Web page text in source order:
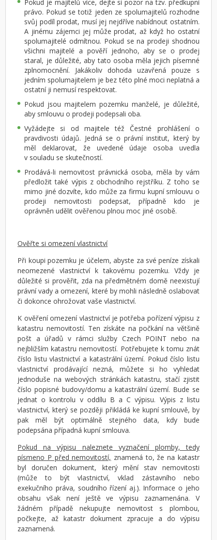
Pokud je majitelů více, dejte si pozor na tzv. předkupní
právo. Pokud se totiž jeden ze spolumajitelů rozhodne
svůj podíl prodat, musí jej nejdříve nabídnout ostatním.
A jinému zájemci jej může prodat, až když ho ostatní
spolumajitelé odmítnou. Pokud se na prodeji shodnou
všichni majitelé a pověří jednoho, aby se o prodej
staral, je důležité, aby tato osoba měla jejich písemné
zplnomocnění. Jakákoliv dohoda uzavřená pouze s
jedním spolumajitelem je bez této plné moci neplatná a
ostatní ji nemusí respektovat.
Pokud jsou majitelem pozemku manželé, je důležité,
aby smlouvu o prodeji podepsali oba.
Vyžádejte si od majitele též Čestné prohlášení o
pravdivosti údajů. Jedná se o právní institut, který by
měl deklarovat, že uvedené údaje osoba uvedla
v souladu se skutečností.
Prodává-li nemovitost právnická osoba, měla by vám
předložit také výpis z obchodního rejstříku. Z toho se
mimo jiné dozvíte, kdo může za firmu kupní smlouvu o
prodeji nemovitosti podepsat, případně kdo je
oprávněn udělit ověřenou plnou moc jiné osobě.
Ověřte si omezení vlastnictví
Při koupi pozemku je účelem, abyste za své peníze získali
neomezené vlastnictví k takovému pozemku. Vždy je
důležité si prověřit, zda na předmětném domě neexistují
právní vady a omezení, které by mohli následně oslabovat
či dokonce ohrožovat vaše vlastnictví.
K ověření omezení vlastnictví je potřeba pořízení výpisu z
katastru nemovitostí. Ten získáte na počkání na většině
pošt a úřadů v rámci služby Czech POINT nebo na
nejbližším katastru nemovitostí. Potřebujete k tomu znát
číslo listu vlastnictví a katastrální území. Pokud číslo listu
vlastnictví prodávající nezná, můžete si ho vyhledat
jednoduše na webových stránkách katastru, stačí zjistit
číslo popisné budovy/domu a katastrální území. Bude se
jednat o kontrolu v oddílu B a C výpisu. Výpis z listu
vlastnictví, který se později přikládá ke kupní smlouvě, by
pak měl být optimálně stejného data, kdy bude
podepsána případná kupní smlouva.
Pokud na výpisu naleznete vyznačení plomby, tedy
písmeno P před nemovitostí, znamená to, že na katastr
byl doručen dokument, který mění stav nemovitosti
(může to být vlastnictví, vklad zástavního nebo
exekučního práva, soudního řízení aj.). Informace o jeho
obsahu však není ještě ve výpisu zaznamenána. V
žádném případě nekupujte nemovitost s plombou,
počkejte, až katastr dokument zpracuje a do výpisu
zaznamená.